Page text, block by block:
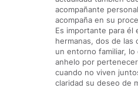
acompañante
acompaña en su
Es importante para él
hermanas, dos de las
un entorno familiar, lo
anhelo por
cuando no viven
claridad su deseo de